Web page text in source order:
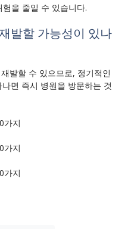
을 줄일 수 있습니다.
발할 가능성이 있나
발할 수 있으므로, 정기적인
면 즉시 병원을 방문하는 것
가지
가지
가지